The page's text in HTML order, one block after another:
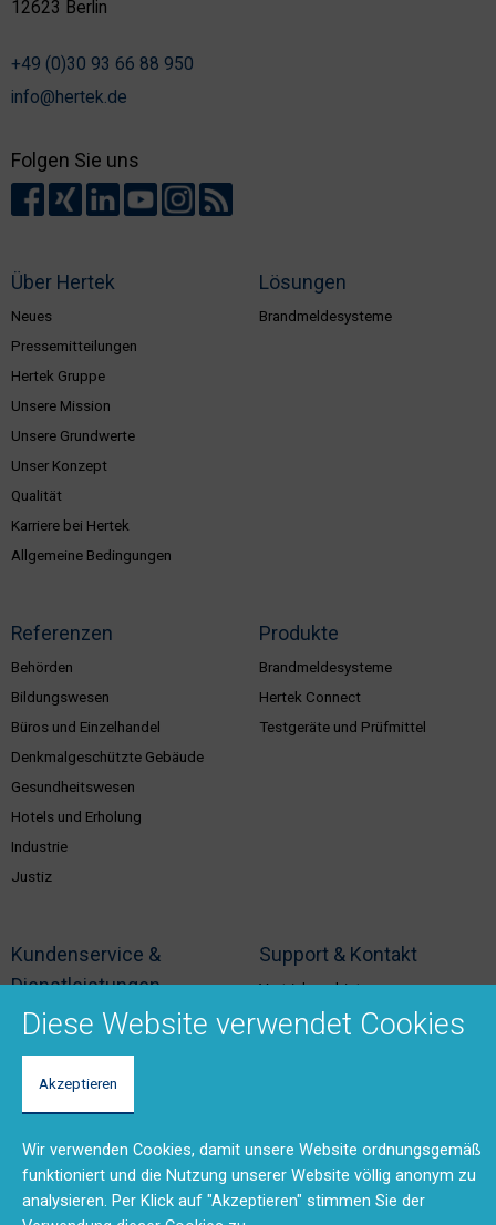
Über Hertek
Neues
Pressemitteilungen
Hertek Gruppe
Unsere Mission
Unsere Grundwerte
Unser Konzept
Qualität
Karriere bei Hertek
Allgemeine Bedingungen
Lösungen
Brandmeldesysteme
Referenzen
Behörden
Bildungswesen
Büros und Einzelhandel
Denkmalgeschützte Gebäude
Gesundheitswesen
Hotels und Erholung
Industrie
Justiz
Produkte
Brandmeldesysteme
Hertek Connect
Testgeräte und Prüfmittel
Kundenservice &
Dienstleistungen
Brandschutzschulungen
BMA-Konzept
Ausschreibungstexte
Support & Kontakt
Vertriebsgebiete
Unser Team
Kontaktformular
12623 Berlin
+49 (0)30 93 66 88 950
info@hertek.de
Folgen Sie uns
Diese Website verwendet Cookies
Akzeptieren
Wir verwenden Cookies, damit unsere Website ordnungsgemäß
funktioniert und die Nutzung unserer Website völlig anonym zu
analysieren. Per Klick auf "Akzeptieren" stimmen Sie der